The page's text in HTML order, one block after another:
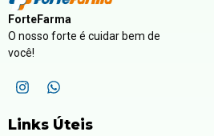
ForteFarma
O nosso forte é cuidar bem de
você!
Links Úteis